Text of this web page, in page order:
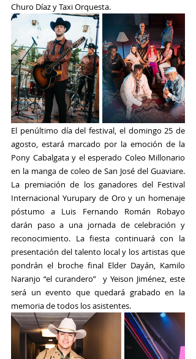
Churo Díaz y Taxi Orquesta.
El penúltimo día del festival, el domingo 25 de
agosto, estará marcado por la emoción de la
Pony Cabalgata y el esperado Coleo Millonario
en la manga de coleo de San José del Guaviare.
La premiación de los ganadores del Festival
Internacional Yurupary de Oro y un homenaje
póstumo a Luis Fernando Román Robayo
darán paso a una jornada de celebración y
reconocimiento. La fiesta continuará con la
presentación del talento local y los artistas que
pondrán el broche final Elder Dayán, Kamilo
Naranjo “el curandero”  y Yeison Jiménez, este
será un evento que quedará grabado en la
memoria de todos los asistentes.